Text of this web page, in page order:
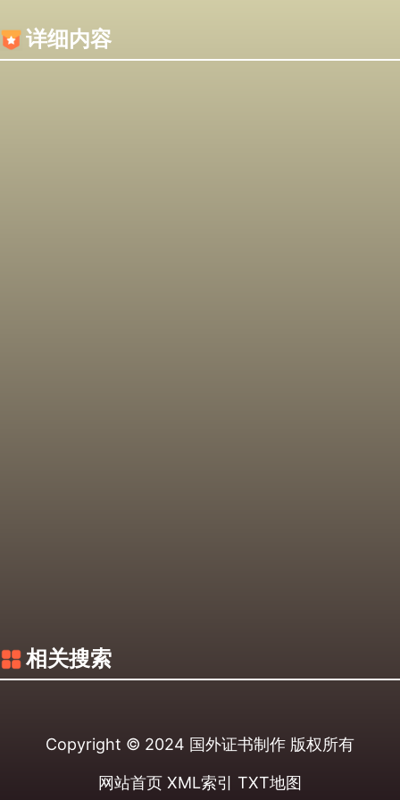
详细内容
相关搜索
Copyright © 2024 国外证书制作 版权所有
网站首页 XML索引 TXT地图